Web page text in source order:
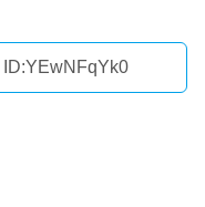
ID:YEwNFqYk0